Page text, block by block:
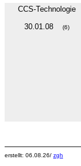
CCS-Technologie
30.01.08
(6)
erstellt: 06.08.26/ zgh